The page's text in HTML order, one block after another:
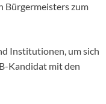
Bürgermeisters zum
Institutionen, um sich
Kandidat mit den